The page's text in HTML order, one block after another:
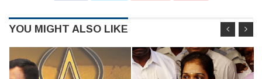
YOU MIGHT ALSO LIKE